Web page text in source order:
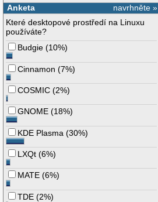
navrhněte »
Anketa
Které desktopové prostředí na Linuxu
používáte?
Budgie (10%)
Cinnamon (7%)
COSMIC (2%)
GNOME (18%)
KDE Plasma (30%)
LXQt (6%)
MATE (6%)
TDE (2%)